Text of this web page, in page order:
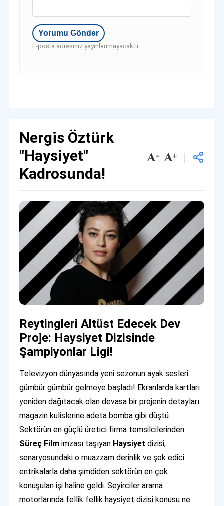
E-posta adresiniz yayınlanmayacaktır.
Nergis Öztürk
"Haysiyet"
Kadrosunda!
Reytingleri Altüst Edecek Dev
Proje: Haysiyet Dizisinde
Şampiyonlar Ligi!
Televizyon dünyasında yeni sezonun ayak sesleri
gümbür gümbür gelmeye başladı! Ekranlarda kartları
yeniden dağıtacak olan devasa bir projenin detayları
magazin kulislerine adeta bomba gibi düştü.
Sektörün en güçlü üretici firma temsilcilerinden
Süreç Film imzası taşıyan Haysiyet dizisi,
senaryosundaki o muazzam derinlik ve şok edici
entrikalarla daha şimdiden sektörün en çok
konuşulan işi haline geldi. Seyirciler arama
motorlarında fellik fellik haysiyet dizisi konusu ne